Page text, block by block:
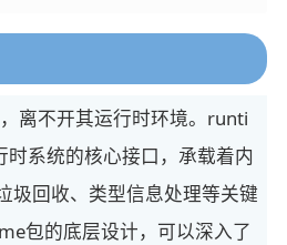
离不开其运行时环境。runti
系统的核心接口，承载着内
圾回收、类型信息处理等关键
包的底层设计，可以深入了